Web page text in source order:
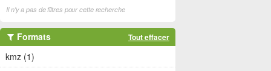
Il n'y a pas de filtres pour cette recherche
Formats Tout effacer
kmz (1)